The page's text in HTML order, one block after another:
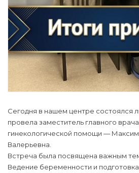
Сегодня в нашем центре состоялся
провела заместитель главного
гинекологической помощи —
Валерьевна.
Встреча была посвящена важным
Ведение беременности и